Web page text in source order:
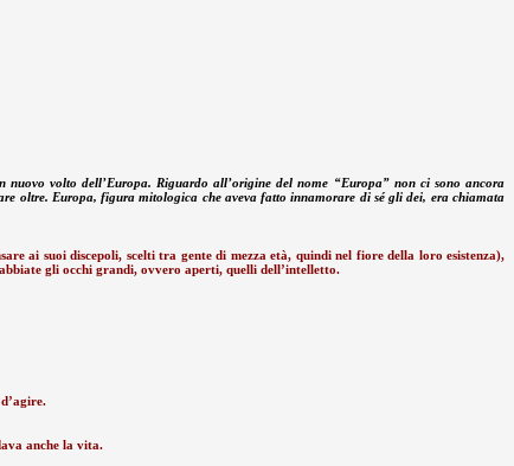
volto dell’Europa. Riguardo all’origine del nome “Europa” non ci sono ancora
oltre. Europa, figura mitologica che aveva fatto innamorare di sé gli dei, era chiamata
ai suoi discepoli, scelti tra gente di mezza età, quindi nel fiore della loro esistenza),
abbiate gli occhi grandi, ovvero aperti, quelli dell’intelletto.
anche la vita.